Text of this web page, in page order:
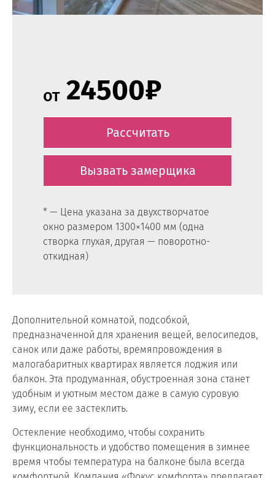
от 24500₽
Рассчитать
Вызвать замерщика
* — Цена указана за двухстворчатое
окно размером 1300×1400 мм (одна
створка глухая, другая — поворотно-
откидная)
Дополнительной комнатой, подсобкой,
предназначенной для хранения вещей, велосипедов,
санок или даже работы, времяпровождения в
малогабаритных квартирах является лоджия или
балкон. Эта продуманная, обустроенная зона станет
удобным и уютным местом даже в самую суровую
зиму, если ее застеклить.
Остекление необходимо, чтобы сохранить
функциональность и удобство помещения в зимнее
время чтобы температура на балконе была всегда